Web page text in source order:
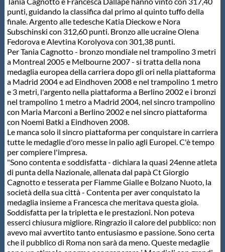
Galleria fotografica
Videogallery
Intranet
Webmail
Contatti
Mappa del sito
punti, guidando la classifica dal primo al quinto tuffo della
finale. Argento alle tedesche Katia Dieckow e Nora
Subschinski con 312,60 punti. Bronzo alle ucraine Olena
Fedorova e Alevtina Korolyova con 301,38 punti.
Per Tania Cagnotto - bronzo mondiale nel trampolino 3 metri
a Montreal 2005 e Melbourne 2007 - si tratta della nona
medaglia europea della carriera dopo gli ori nella piattaforma
a Madrid 2004 e ad Eindhoven 2008 e nel trampolino 1 metro
e 3 metri, l'argento nella piattaforma a Berlino 2002 e i bronzi
nel trampolino 1 metro a Madrid 2004, nel sincro trampolino
con Maria Marconi a Berlino 2002 e nel sincro piattaforma
con Noemi Batki a Eindhoven 2008.
Le manca solo il sincro piattaforma per conquistare in carriera
tutte le medaglie d'oro messe in palio agli Europei. C'è tempo
per compiere l'impresa.
"Sono contenta e soddisfatta - dichiara la quasi 24enne atleta
di punta della Nazionale, allenata dal papà Ct Giorgio
Cagnotto e tesserata per Fiamme Gialle e Bolzano Nuoto, la
società della sua città - Contenta per aver conquistato la
medaglia insieme a Francesca che meritava questa gioia.
Soddisfatta per la tripletta e le prestazioni. Non poteva
esserci chiusura migliore. Ringrazio il calore del pubblico: non
avevo mai avvertito tanto entusiasmo e passione. Sono certa
che il pubblico di Roma non sarà da meno. Queste medaglie